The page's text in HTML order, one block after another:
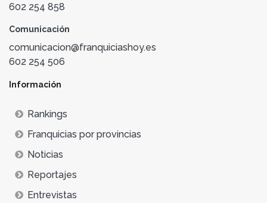
602 254 858
Comunicación
comunicacion@franquiciashoy.es
602 254 506
Información
Rankings
Franquicias por provincias
Noticias
Reportajes
Entrevistas